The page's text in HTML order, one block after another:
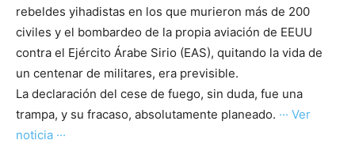
rebeldes yihadistas en los que murieron más de 200
civiles y el bombardeo de la propia aviación de EEUU
contra el Ejército Árabe Sirio (EAS), quitando la vida de
un centenar de militares, era previsible.
La declaración del cese de fuego, sin duda, fue una
trampa, y su fracaso, absolutamente planeado. ··· Ver
noticia ···